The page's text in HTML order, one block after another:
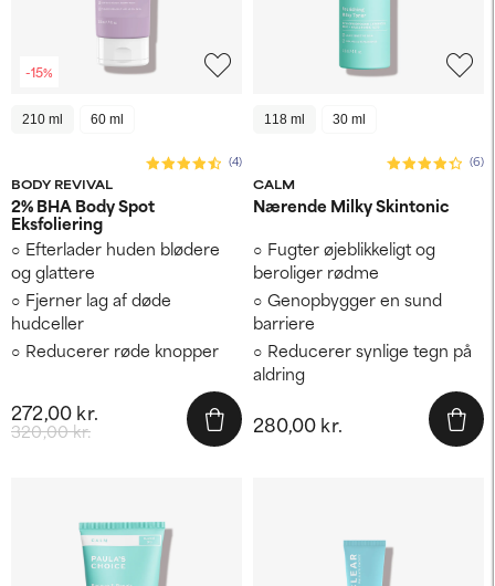
-15%
210 ml 60 ml
BODY REVIVAL
(4)
2% BHA Body Spot
Eksfoliering
Efterlader huden blødere
og glattere
Fjerner lag af døde
hudceller
Reducerer røde knopper
320,00 kr.
272,00 kr.
118 ml 30 ml
CALM
(6)
Nærende Milky Skintonic
Fugter øjeblikkeligt og
beroliger rødme
Genopbygger en sund
barriere
Reducerer synlige tegn på
aldring
280,00 kr.